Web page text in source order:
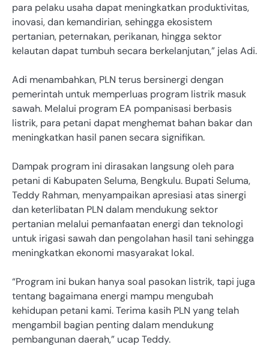
para pelaku usaha dapat meningkatkan produktivitas,
inovasi, dan kemandirian, sehingga ekosistem
pertanian, peternakan, perikanan, hingga sektor
kelautan dapat tumbuh secara berkelanjutan,” jelas Adi.
Adi menambahkan, PLN terus bersinergi dengan
pemerintah untuk memperluas program listrik masuk
sawah. Melalui program EA pompanisasi berbasis
listrik, para petani dapat menghemat bahan bakar dan
meningkatkan hasil panen secara signifikan.
Dampak program ini dirasakan langsung oleh para
petani di Kabupaten Seluma, Bengkulu. Bupati Seluma,
Teddy Rahman, menyampaikan apresiasi atas sinergi
dan keterlibatan PLN dalam mendukung sektor
pertanian melalui pemanfaatan energi dan teknologi
untuk irigasi sawah dan pengolahan hasil tani sehingga
meningkatkan ekonomi masyarakat lokal.
“Program ini bukan hanya soal pasokan listrik, tapi juga
tentang bagaimana energi mampu mengubah
kehidupan petani kami. Terima kasih PLN yang telah
mengambil bagian penting dalam mendukung
pembangunan daerah,” ucap Teddy.